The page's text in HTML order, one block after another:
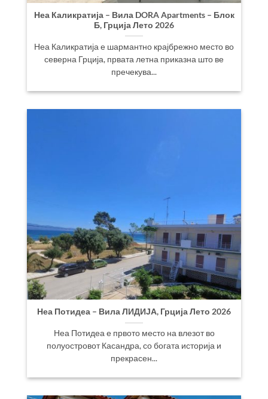
Неа Каликратија – Вила DORA Apartments – Блок
Б, Грција Лето 2026
Неа Каликратија е шармантно крајбрежно место во
северна Грција, првата летна приказна што ве
пречекува...
Неа Потидеа – Вила ЛИДИЈА, Грција Лето 2026
Неа Потидеа е првото место на влезот во
полуостровот Касандра, со богата историја и
прекрасен...